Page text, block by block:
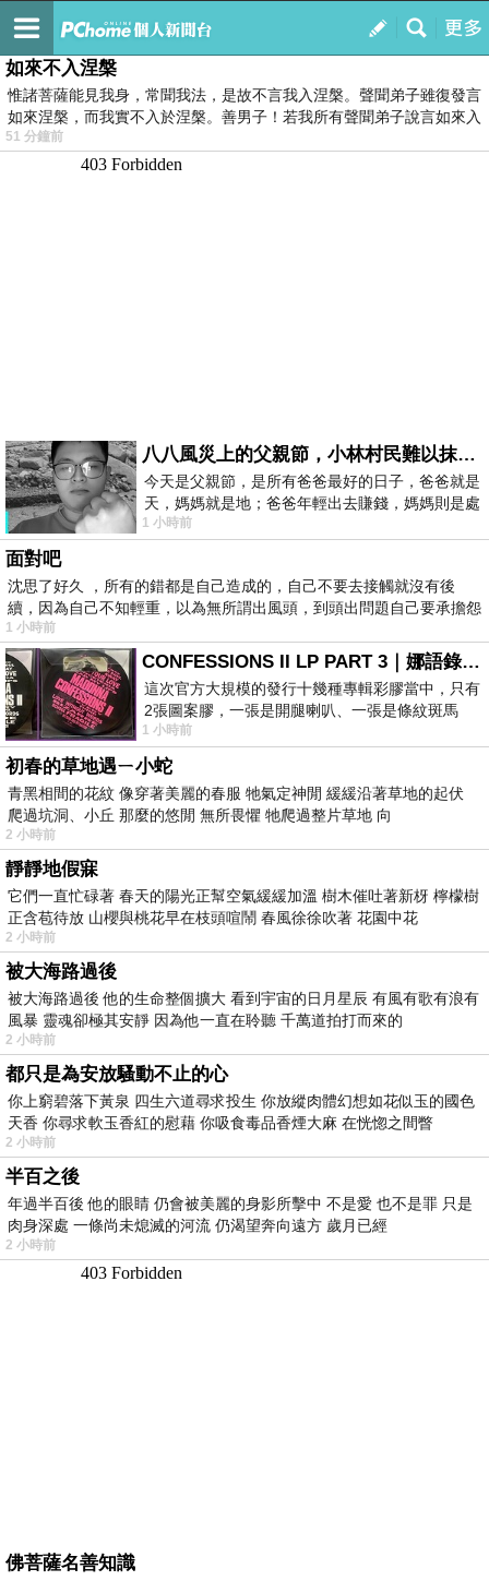
我的
最新文章
如來不入涅槃
惟諸菩薩能見我身，常聞我法，是故不言我入涅槃。聲聞弟子雖復發言
如來涅槃，而我實不入於涅槃。善男子！若我所有聲聞弟子說言如來入
51 分鐘前
八八風災上的父親節，小林村民難以抹滅的痛
今天是父親節，是所有爸爸最好的日子，爸爸就是
天，媽媽就是地；爸爸年輕出去賺錢，媽媽則是處
理家務，職業不分高低貴賤，只有人品才
1 小時前
面對吧
沈思了好久 ，所有的錯都是自己造成的，自己不要去接觸就沒有後
續，因為自己不知輕重，以為無所謂出風頭，到頭出問題自己要承擔怨
不
1 小時前
CONFESSIONS II LP PART 3｜娜語錄II LP PART 3
這次官方大規模的發行十幾種專輯彩膠當中，只有
2張圖案膠，一張是開腿喇叭、一張是條紋斑馬
版；目前官網上只剩澳洲商店AU STORE
1 小時前
初春的草地遇ㄧ小蛇
青黑相間的花紋 像穿著美麗的春服 牠氣定神閒 緩緩沿著草地的起伏
爬過坑洞、小丘 那麼的悠閒 無所畏懼 牠爬過整片草地 向
2 小時前
靜靜地假寐
它們一直忙碌著 春天的陽光正幫空氣緩緩加溫 樹木催吐著新枒 檸檬樹
正含苞待放 山櫻與桃花早在枝頭喧鬧 春風徐徐吹著 花園中花
2 小時前
被大海路過後
被大海路過後 他的生命整個擴大 看到宇宙的日月星辰 有風有歌有浪有
風暴 靈魂卻極其安靜 因為他一直在聆聽 千萬道拍打而來的
2 小時前
都只是為安放騷動不止的心
你上窮碧落下黃泉 四生六道尋求投生 你放縱肉體幻想如花似玉的國色
天香 你尋求軟玉香紅的慰藉 你吸食毒品香煙大麻 在恍惚之間瞥
2 小時前
半百之後
年過半百後 他的眼睛 仍會被美麗的身影所擊中 不是愛 也不是罪 只是
肉身深處 一條尚未熄滅的河流 仍渴望奔向遠方 歲月已經
2 小時前
佛菩薩名善知識